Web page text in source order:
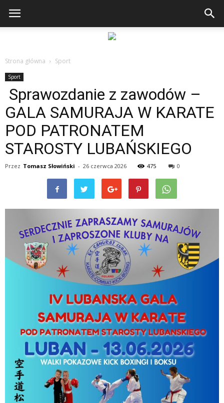
Strona główna Sport
Sport
Sprawozdanie z zawodów –
GALA SAMURAJA W KARATE
POD PATRONATEM
STAROSTY LUBAŃSKIEGO
Przez Tomasz Słowiński - 26 czerwca 2026 475 0